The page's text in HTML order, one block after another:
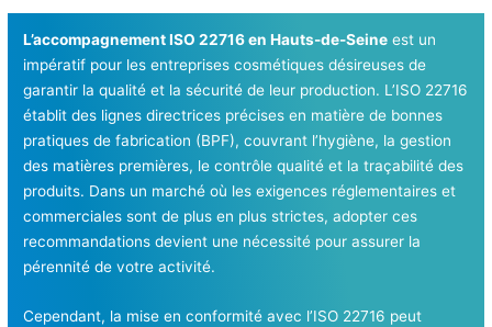
L’accompagnement ISO 22716 en Hauts-de-Seine est un
impératif pour les entreprises cosmétiques désireuses de
garantir la qualité et la sécurité de leur production. L’ISO 22716
établit des lignes directrices précises en matière de bonnes
pratiques de fabrication (BPF), couvrant l’hygiène, la gestion
des matières premières, le contrôle qualité et la traçabilité des
produits. Dans un marché où les exigences réglementaires et
commerciales sont de plus en plus strictes, adopter ces
recommandations devient une nécessité pour assurer la
pérennité de votre activité.
Cependant, la mise en conformité avec l’ISO 22716 peut